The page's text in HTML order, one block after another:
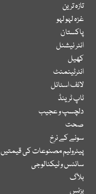
تازہ ترین
غزہ لہو لہو
پاکستان
انٹر نیشنل
کھیل
انٹرٹینمنٹ
لائف اسٹائل
ٹاپ ٹرینڈ
دلچسپ و عجیب
صحت
سونے کے نرخ
پیٹرولیم مصنوعات کی قیمتیں
سائنس و ٹیکنالوجی
بلاگ
بزنس